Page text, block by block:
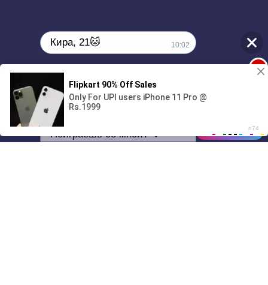
01/07
00:00
Кира, 21🐱 10:02
Поиграешь со мной? 💖🐾
1